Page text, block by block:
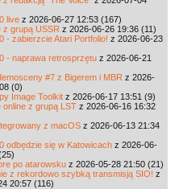
live z 2026-06-27 12:53 (167)
z grupą USSR z 2026-06-26 19:36 (11)
- zabierzcie Atari Portfolio! z 2026-06-23
- naprawa retrosprzętu z 2026-06-21
#7 z Bigerem i MBR z 2026-
(0)
Image Toolkit z 2026-06-17 13:51 (9)
online z grupą LST z 2026-06-16 16:32
z macOS z 2026-06-13 21:34
odbędzie się w Katowicach z 2026-06-
po atarowsku z 2026-05-28 21:50 (21)
z rekordowo szybką transmisją SIO! z
20:57 (116)